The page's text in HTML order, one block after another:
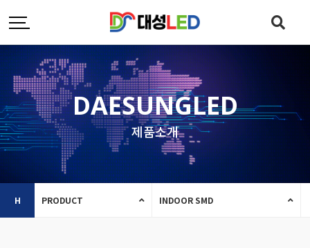
DAESUNGLED
제품소개
H PRODUCT INDOOR SMD